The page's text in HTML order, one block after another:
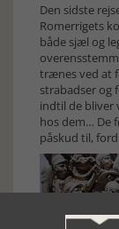
Den sidste
Romerrigets
både sjæl og
trænes ved at
strabadser og
indtil de bliver
hos dem… De
påskud til,